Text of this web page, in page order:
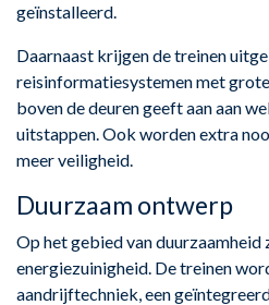
geïnstalleerd.
Daarnaast krijgen de treinen
reisinformatiesystemen met
boven de deuren geeft aan aan
uitstappen. Ook worden extra
meer veiligheid.
Duurzaam ontwerp
Op het gebied van duurzaamheid
energiezuinigheid. De treinen
aandrijftechniek, een